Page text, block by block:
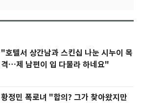
"호텔서 상간남과 스킨십 나눈 시누이 목
격…제 남편이 입 다물라 하네요"
황정민 폭로녀 "합의? 그가 찾아왔지만